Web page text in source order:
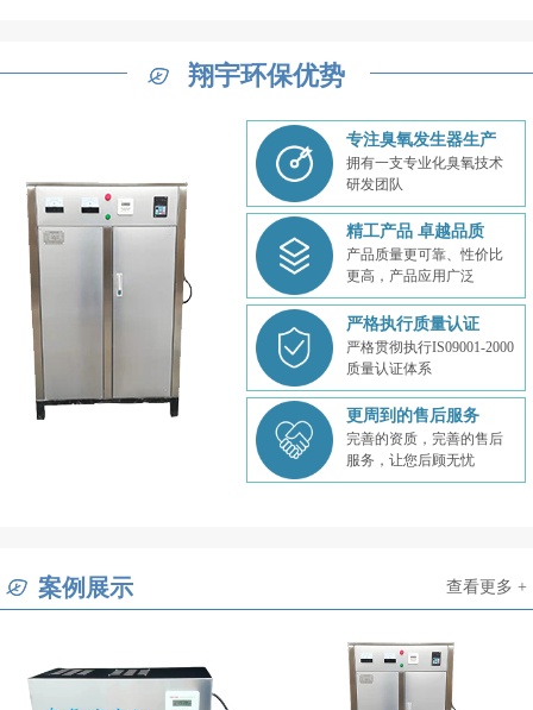
翔宇环保优势
专注臭氧发生器生产
拥有一支专业化臭氧技术
研发团队
精工产品 卓越品质
产品质量更可靠、性价比
更高，产品应用广泛
严格执行质量认证
严格贯彻执行IS09001-2000
质量认证体系
更周到的售后服务
完善的资质，完善的售后
服务，让您后顾无忧
案例展示 查看更多 +